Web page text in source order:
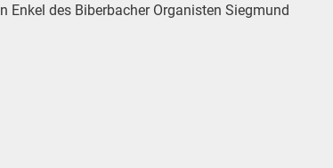
des Biberbacher Organisten Siegmund